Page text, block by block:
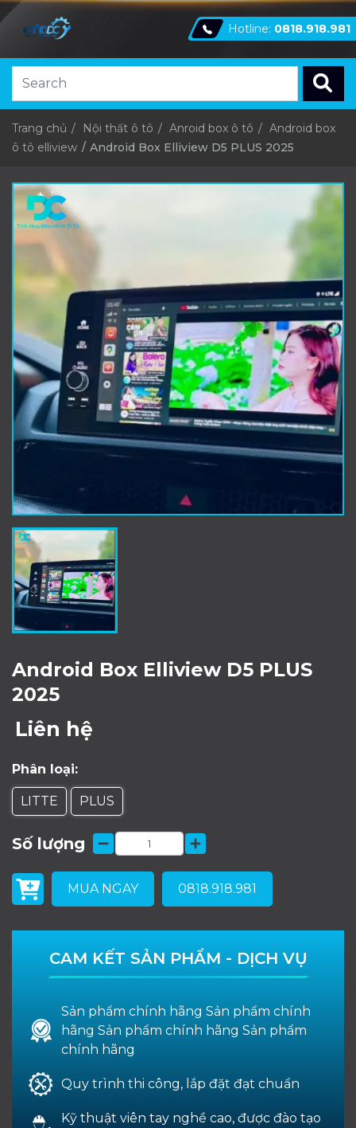
Hotline: 0818.918.981
Trang chủ Nội thất ô tô Anroid box ô tô
Android box
ô tô elliview
Android Box Elliview D5 PLUS 2025
Android Box Elliview D5 PLUS
2025
Liên hệ
Phân loại:
LITTE PLUS
Số lượng
MUA NGAY 0818.918.981
CAM KẾT SẢN PHẨM - DỊCH VỤ
Sản phẩm chính hãng Sản phẩm chính
hãng Sản phẩm chính hãng Sản phẩm
chính hãng
Quy trình thi công, lắp đặt đạt chuẩn
Kỹ thuật viên tay nghề cao, được đào tạo